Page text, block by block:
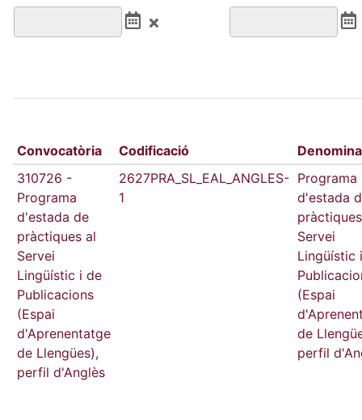
Convocatòria Codificació
310726 -
Programa
d'estada de
pràctiques al
Servei
Lingüístic i de
Publicacions
(Espai
d'Aprenentatge
de Llengües),
perfil d'Anglès
2627PRA_SL_EAL_ANGLES-
1
Programa
d'estada
Servei
Lingüístic
(Espai
de
perfil